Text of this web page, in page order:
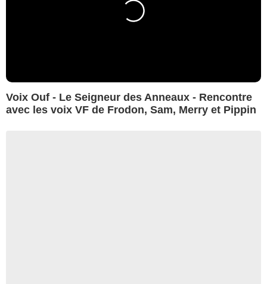
Voix Ouf - Le Seigneur des Anneaux - Rencontre
avec les voix VF de Frodon, Sam, Merry et Pippin